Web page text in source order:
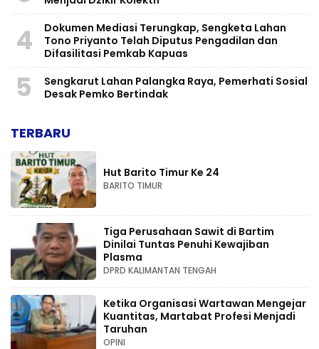
4
​Dokumen Mediasi Terungkap, Sengketa Lahan
Tono Priyanto Telah Diputus Pengadilan dan
Difasilitasi Pemkab Kapuas
5
Sengkarut Lahan Palangka Raya, Pemerhati Sosial
Desak Pemko Bertindak
TERBARU
Hut Barito Timur Ke 24
BARITO TIMUR
Tiga Perusahaan Sawit di Bartim
Dinilai Tuntas Penuhi Kewajiban
Plasma
DPRD KALIMANTAN TENGAH
Ketika Organisasi Wartawan Mengejar
Kuantitas, Martabat Profesi Menjadi
Taruhan
OPINI